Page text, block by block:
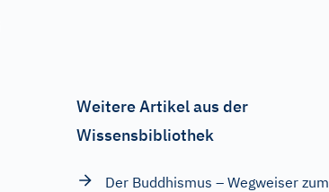
Weitere Artikel aus der
Wissensbibliothek
Der Buddhismus – Wegweiser zum